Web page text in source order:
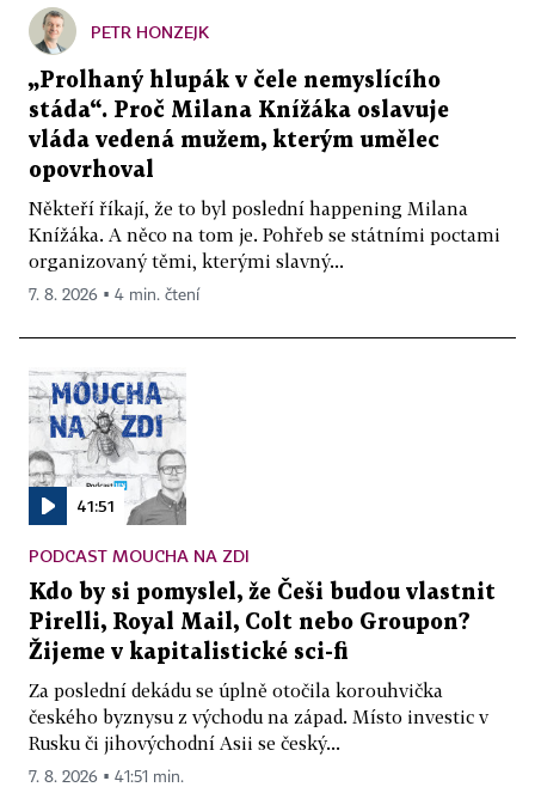
PETR HONZEJK
„Prolhaný hlupák v čele nemyslícího
stáda“. Proč Milana Knížáka oslavuje
vláda vedená mužem, kterým umělec
opovrhoval
Někteří říkají, že to byl poslední happening Milana
Knížáka. A něco na tom je. Pohřeb se státními poctami
organizovaný těmi, kterými slavný...
7. 8. 2026 ▪ 4 min. čtení
41:51
PODCAST MOUCHA NA ZDI
Kdo by si pomyslel, že Češi budou vlastnit
Pirelli, Royal Mail, Colt nebo Groupon?
Žijeme v kapitalistické sci-fi
Za poslední dekádu se úplně otočila korouhvička
českého byznysu z východu na západ. Místo investic v
Rusku či jihovýchodní Asii se český...
7. 8. 2026 ▪ 41:51 min.